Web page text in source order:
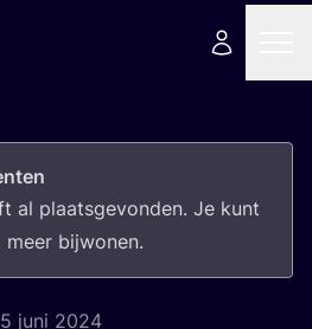
al plaats­ge­von­den. Je kunt
bijwonen.
juni 2024